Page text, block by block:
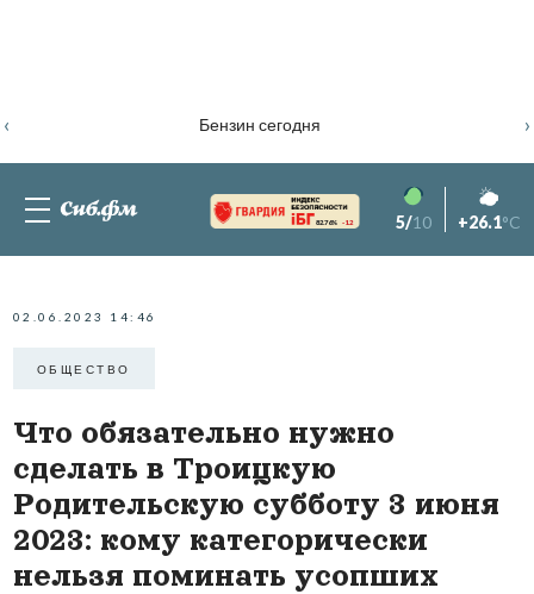
Бензин сегодня
‹ ›
82.76% -1.2 5/10 +26.1°C
02.06.2023 14:46
ОБЩЕСТВО
Что обязательно нужно
сделать в Троицкую
Родительскую субботу 3 июня
2023: кому категорически
нельзя поминать усопших